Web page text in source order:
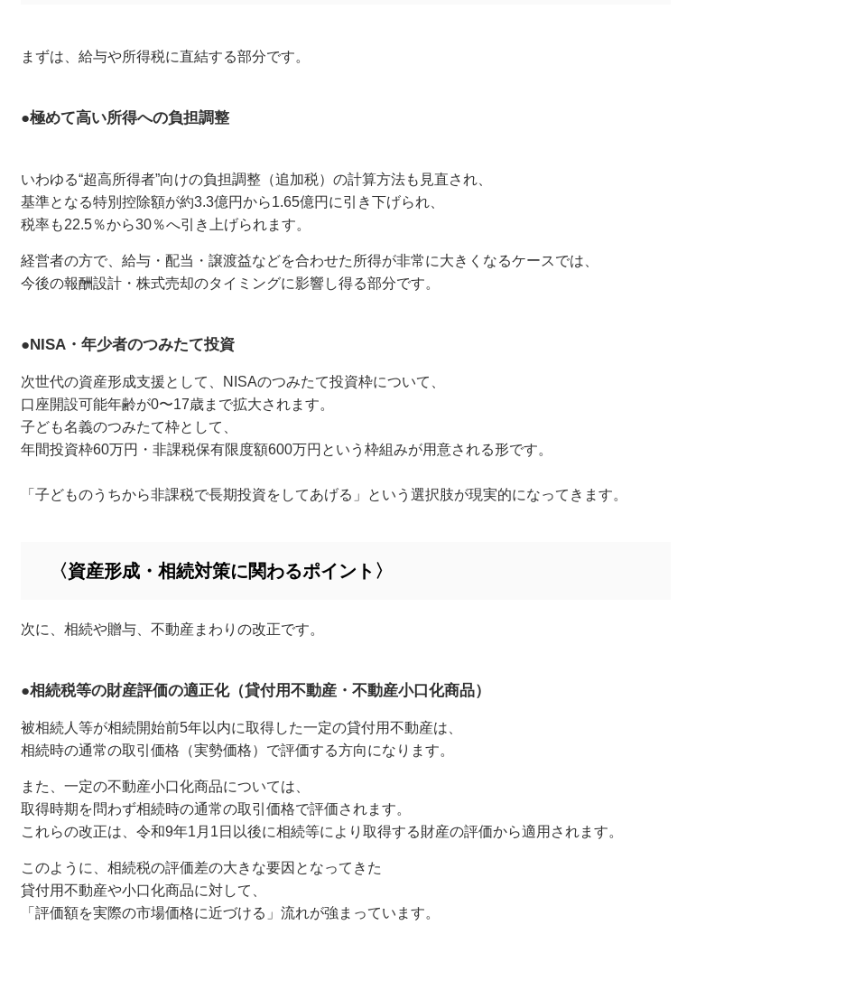
まずは、給与や所得税に直結する部分です。
●極めて高い所得への負担調整
いわゆる“超高所得者”向けの負担調整（追加税）の計算方法も見直され、
基準となる特別控除額が約3.3億円から1.65億円に引き下げられ、
税率も22.5％から30％へ引き上げられます。
経営者の方で、給与・配当・譲渡益などを合わせた所得が非常に大きくなるケースでは、
今後の報酬設計・株式売却のタイミングに影響し得る部分です。
●NISA・年少者のつみたて投資
次世代の資産形成支援として、NISAのつみたて投資枠について、
口座開設可能年齢が0〜17歳まで拡大されます。
子ども名義のつみたて枠として、
年間投資枠60万円・非課税保有限度額600万円という枠組みが用意される形です。
「子どものうちから非課税で長期投資をしてあげる」という選択肢が現実的になってきます。
〈資産形成・相続対策に関わるポイント〉
次に、相続や贈与、不動産まわりの改正です。
●相続税等の財産評価の適正化（貸付用不動産・不動産小口化商品）
被相続人等が相続開始前5年以内に取得した一定の貸付用不動産は、
相続時の通常の取引価格（実勢価格）で評価する方向になります。
また、一定の不動産小口化商品については、
取得時期を問わず相続時の通常の取引価格で評価されます。
これらの改正は、令和9年1月1日以後に相続等により取得する財産の評価から適用されます。
このように、相続税の評価差の大きな要因となってきた
貸付用不動産や小口化商品に対して、
「評価額を実際の市場価格に近づける」流れが強まっています。